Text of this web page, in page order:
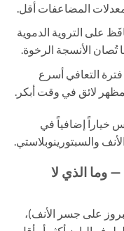
المضاعفات أقل.
على التروية الدموية
تُصان الأنسجة الرخوة.
التعافي أسرع
لائق في وقت أبكر.
خياراً إضافياً في
والسبتورينوبلاستي.
وما الذي لا
على جسر الأنف)،